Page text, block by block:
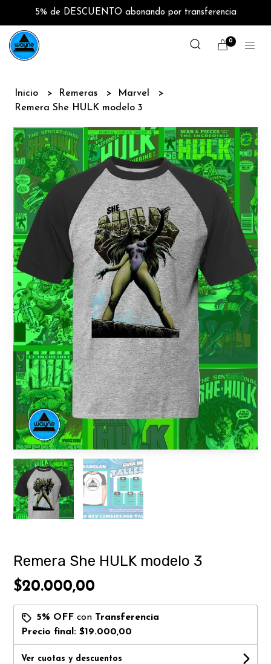
5% de DESCUENTO abonando por transferencia
0
Inicio Remeras
Marvel
Remera She HULK modelo 3
Remera She HULK modelo 3
$20.000,00
5% OFF con Transferencia
Precio final:$19.000,00
Ver cuotas y descuentos